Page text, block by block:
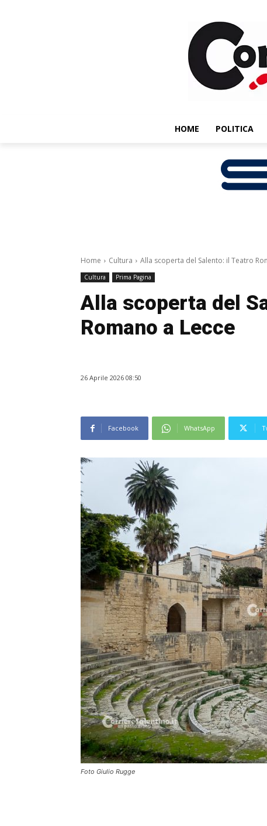
HOME POLITICA
Home Cultura Alla scoperta del Salento: il Teatro
Cultura Prima Pagina
Alla scoperta del
Romano a Lecce
26 Aprile 2026 08:50
Facebook WhatsApp
Foto Giulio Rugge